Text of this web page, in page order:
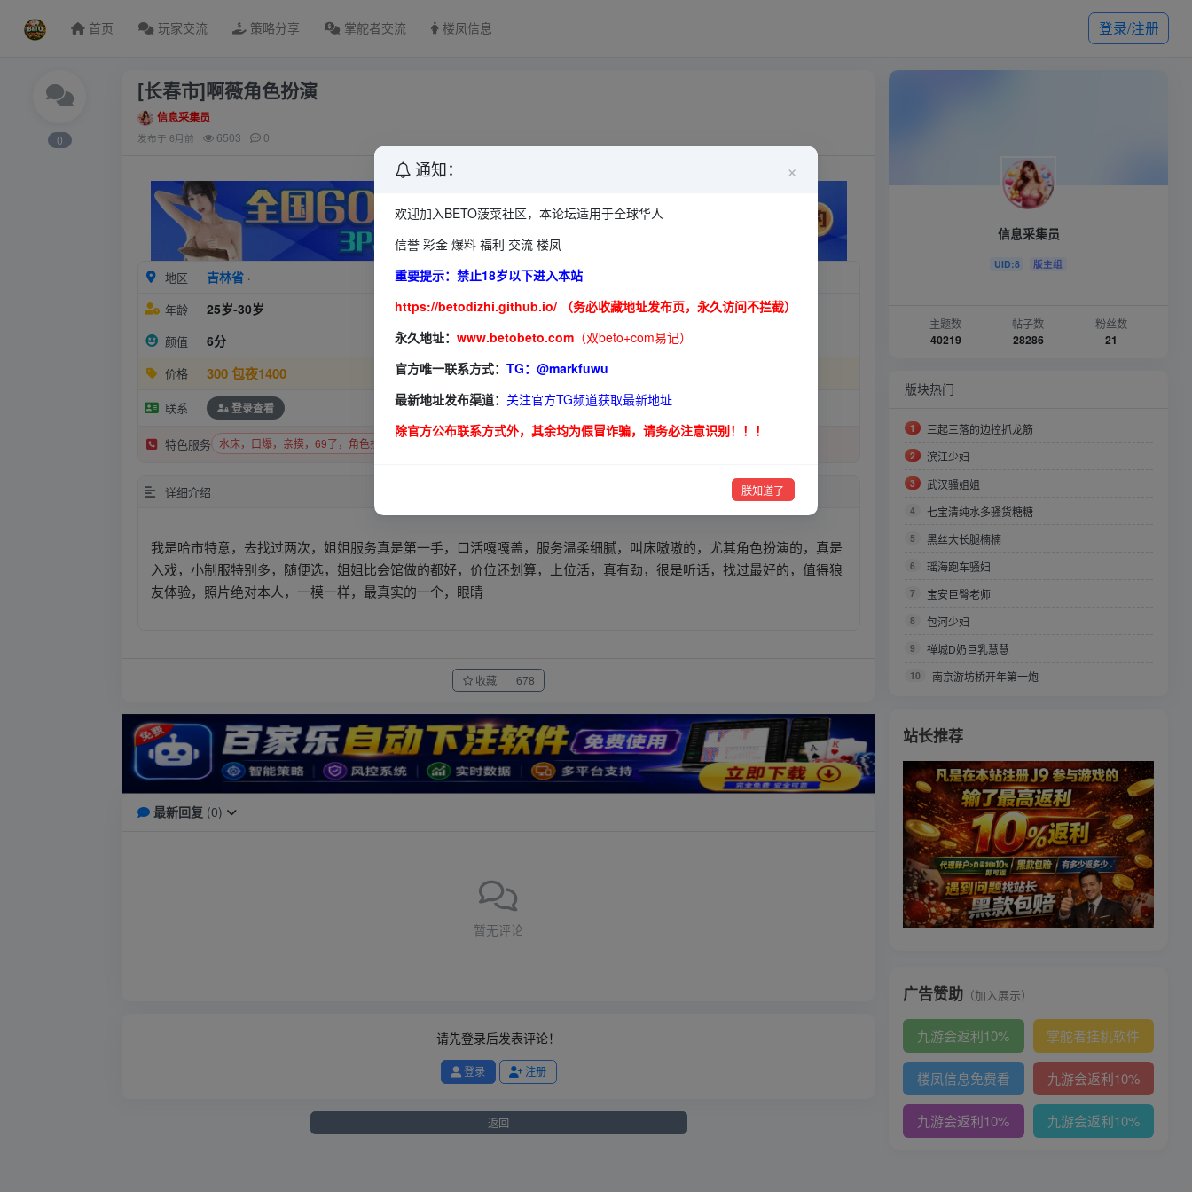
首页 玩家交流 策略分享 掌舵者交流 楼凤信息 登录/注册
0
[长春市]啊薇角色扮演
信息采集员
发布于 6月前 6503 0
地区 吉林省 ·
年龄 25岁-30岁
颜值 6分
价格 300 包夜1400
联系 登录查看
特色服务 水床，口爆，亲摸，69了，角色扮演，制服，高跟，各种诱惑
详细介绍
我是哈市特意，去找过两次，姐姐服务真是第一手，口活嘎嘎盖，服务温柔细腻，叫床嗷嗷的，尤其角色扮演的，真是
入戏，小制服特别多，随便选，姐姐比会馆做的都好，价位还划算，上位活，真有劲，很是听话，找过最好的，值得狼
友体验，照片绝对本人，一模一样，最真实的一个，眼睛
收藏 678
最新回复 (0)
暂无评论
请先登录后发表评论！
登录 注册
返回
信息采集员
UID:8 版主组
主题数
40219
帖子数
28286
粉丝数
21
版块热门
1 三起三落的边控抓龙筋
2 滨江少妇
3 武汉骚姐姐
4 七宝清纯水多骚货糖糖
5 黑丝大长腿楠楠
6 瑶海跑车骚妇
7 宝安巨臀老师
8 包河少妇
9 禅城D奶巨乳慧慧
10 南京游坊桥开年第一炮
站长推荐
广告赞助 （加入展示）
九游会返利10% 掌舵者挂机软件
楼凤信息免费看 九游会返利10%
九游会返利10% 九游会返利10%
通知： ×
欢迎加入BETO菠菜社区，本论坛适用于全球华人
信誉 彩金 爆料 福利 交流 楼凤
重要提示：禁止18岁以下进入本站
https://betodizhi.github.io/ （务必收藏地址发布页，永久访问不拦截）
永久地址： www.betobeto.com（双beto+com易记）
官方唯一联系方式： TG：@markfuwu
最新地址发布渠道： 关注官方TG频道获取最新地址
除官方公布联系方式外，其余均为假冒诈骗，请务必注意识别！！！
朕知道了